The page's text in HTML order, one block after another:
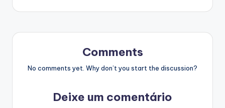
Comments
No comments yet. Why don’t you start the discussion?
Deixe um comentário